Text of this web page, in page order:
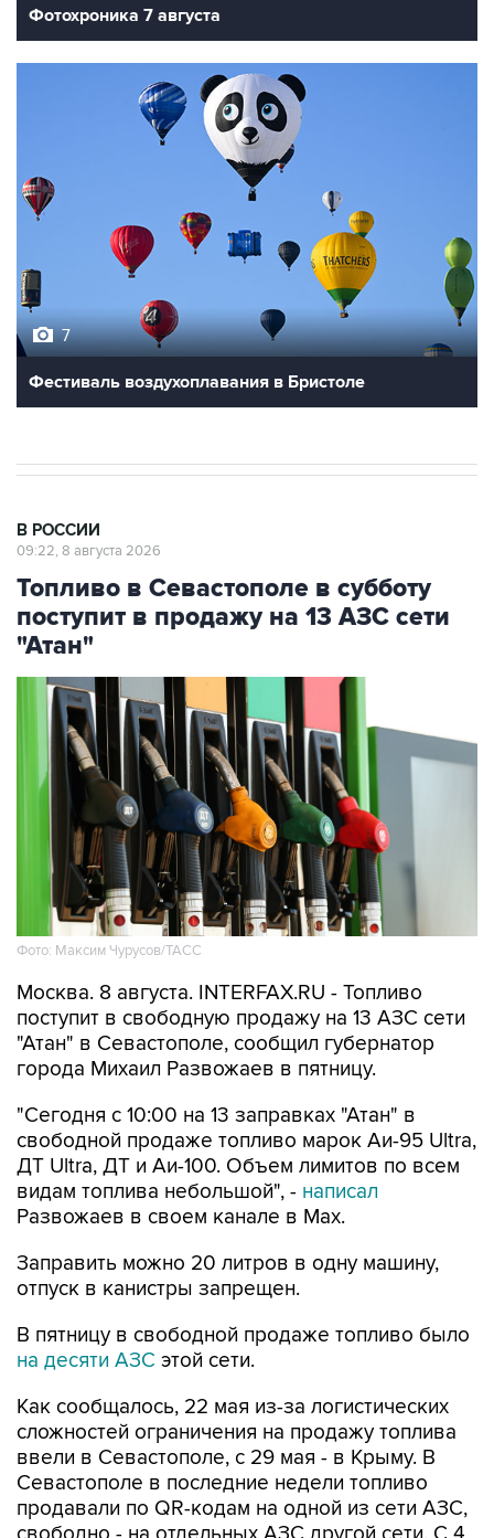
Фотохроника 7 августа
7
Фестиваль воздухоплавания в Бристоле
В РОССИИ
09:22, 8 августа 2026
Топливо в Севастополе в субботу
поступит в продажу на 13 АЗС сети
"Атан"
Фото: Максим Чурусов/ТАСС
Москва. 8 августа. INTERFAX.RU - Топливо
поступит в свободную продажу на 13 АЗС сети
"Атан" в Севастополе, сообщил губернатор
города Михаил Развожаев в пятницу.
"Сегодня с 10:00 на 13 заправках "Атан" в
свободной продаже топливо марок Аи-95 Ultra,
ДТ Ultra, ДТ и Аи-100. Объем лимитов по всем
видам топлива небольшой", - написал
Развожаев в своем канале в Max.
Заправить можно 20 литров в одну машину,
отпуск в канистры запрещен.
В пятницу в свободной продаже топливо было
на десяти АЗС этой сети.
Как сообщалось, 22 мая из-за логистических
сложностей ограничения на продажу топлива
ввели в Севастополе, с 29 мая - в Крыму. В
Севастополе в последние недели топливо
продавали по QR-кодам на одной из сети АЗС,